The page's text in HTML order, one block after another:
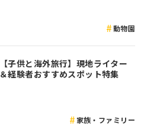
動物園
【子供と海外旅行】現地ライター
＆経験者おすすめスポット特集
家族・ファミリー